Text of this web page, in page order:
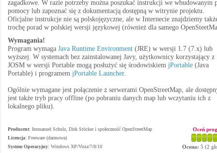
zagadkowe. W razie potrzeby można poszukać instrukcji we wbudowanym
pomocy lub zapoznać się z dokumentacją dostępną w witrynie projektu.
Oficjalne instrukcje nie są polskojęzyczne, ale w Internecie znajdziemy
trochę porad w polskiej wersji językowej (również dla samego
Wymagania!
Program wymaga Java Runtime Environment (JRE) w wersji 1.7 (7.x) lub
wyższej. W systemach bez zainstalowanej Javy, użytkownicy korzystający z
JOSM w wersji Portable mogą posłużyć się środowiskiem jPortable (Java
Portable) i programem jPortable Launcher.
Ogólnie wymagane jest połączenie z serwerami OpenStreetMap, ale
jest także tryb pracy offline (po pobraniu danych map lub wczytaniu ich z
lokalnego pliku).
Producent: Immanuel Scholz, Dirk Stöcker i społeczność OpenStreetMap
Licencja: Freeware (darmowa)
System Operacyjny: Windows XP/Vista/7/8/10
Oceń
Ocena: 5 (2